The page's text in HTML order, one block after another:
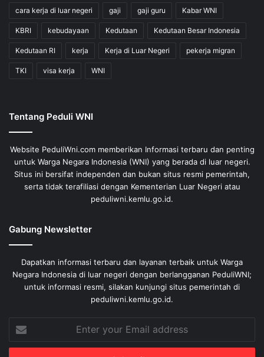
cara kerja di luar negeri gaji gaji guru Kabar WNI
KBRI kebudayaan Kedutaan Kedutaan Besar Indonesia
Kedutaan RI kerja Kerja di Luar Negeri pekerja migran
TKI visa kerja WNI
Tentang Peduli WNI
Website PeduliWni.com memberikan Informasi terbaru dan penting
untuk Warga Negara Indonesia (WNI) yang berada di luar negeri.
Situs ini bersifat independen dan bukan situs resmi pemerintah,
serta tidak terafiliasi dengan Kementerian Luar Negeri atau
peduliwni.kemlu.go.id.
Gabung Newsletter
Dapatkan informasi terbaru dan layanan terbaik untuk Warga
Negara Indonesia di luar negeri dengan berlangganan PeduliWNI;
untuk informasi resmi, silakan kunjungi situs pemerintah di
peduliwni.kemlu.go.id.
your
Email